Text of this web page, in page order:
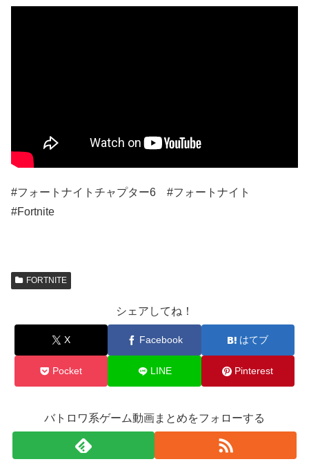
#フォートナイトチャプター6 #フォートナイト
#Fortnite
FORTNITE
シェアしてね！
X Facebook はてブ
Pocket LINE Pinterest
バトロワ系ゲーム動画まとめをフォローする